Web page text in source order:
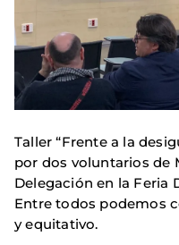
Taller “Frente a la
por dos voluntarios de
Delegación en la Feria
Entre todos podemos
y equitativo.